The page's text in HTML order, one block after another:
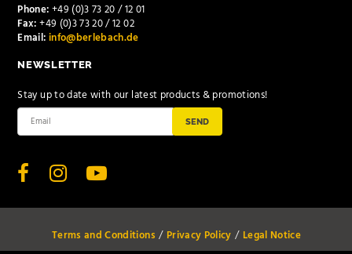
Phone:+49 (0)3 73 20 / 12 01
Fax:+49 (0)3 73 20 / 12 02
Email:info@berlebach.de
NEWSLETTER
Stay up to date with our latest products & promotions!
SEND
Terms and Conditions Privacy Policy
Legal Notice